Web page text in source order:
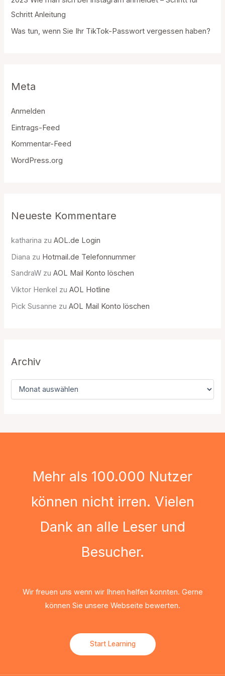
Schritt Anleitung
Was tun, wenn Sie Ihr TikTok-Passwort vergessen haben?
Meta
Anmelden
Eintrags-Feed
Kommentar-Feed
WordPress.org
Neueste Kommentare
katharina zuAOL.de Login
Diana zu Hotmail.de Telefonnummer
SandraW zuAOL Mail Konto löschen
Viktor Henkel zuAOL Hotline
Pick Susanne zuAOL Mail Konto löschen
Archiv
v
Mehr als 100.000 Nutzer
können nicht irren. Vielen
Dank an alle Leser und
Besucher.
Wir freuen uns wenn wir Ihnen helfen konnten. Gerne
können Sie unsere Webseite bewerten.
Start Learning